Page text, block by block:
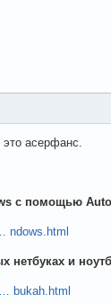
асерфанс.
с помощью
ndows.html
нетбуках и
bukah.html